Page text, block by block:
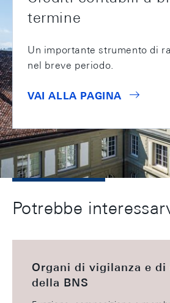
termine
Un importante strumento di
nel breve periodo.
VAI ALLA PAGINA
Potrebbe
Organi di vigilanza e di
della BNS